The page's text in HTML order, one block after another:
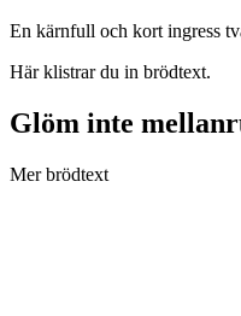
En kärnfull och kort ingress
Här klistrar du in brödtext.
Glöm inte
Mer brödtext